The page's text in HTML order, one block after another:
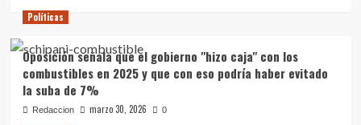
vida"
Políticas
Oposición señala que el gobierno "hizo caja" con los
combustibles en 2025 y que con eso podría haber evitado
la suba de 7%
Redaccion marzo 30, 2026 0